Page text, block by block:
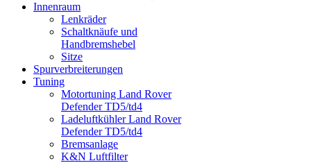
Innenraum
Lenkräder
Schaltknäufe und
Handbremshebel
Sitze
Spurverbreiterungen
Tuning
Motortuning Land Rover
Defender TD5/td4
Ladeluftkühler Land Rover
Defender TD5/td4
Bremsanlage
K&N Luftfilter